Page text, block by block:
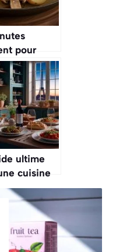
pour
cette
de
de terre,
et
ultime
cuisine
en 10
qui
vos